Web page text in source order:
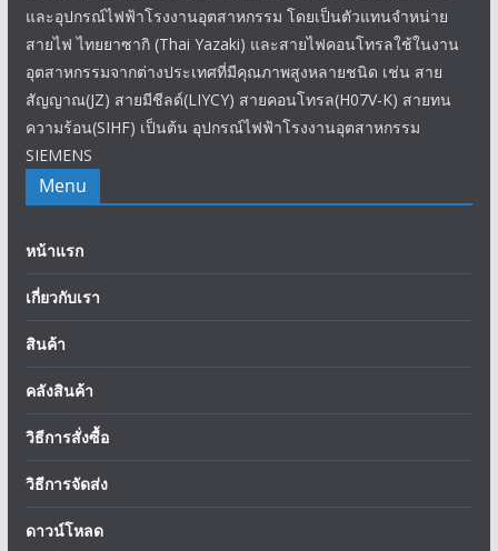
และอุปกรณ์ไฟฟ้าโรงงานอุตสาหกรรม โดยเป็นตัวแทนจำหน่าย
สายไฟ ไทยยาซากิ (Thai Yazaki) และสายไฟคอนโทรลใช้ในงาน
อุตสาหกรรมจากต่างประเทศที่มีคุณภาพสูงหลายชนิด เช่น สาย
สัญญาณ(JZ) สายมีชีลด์(LIYCY) สายคอนโทรล(H07V-K) สายทน
ความร้อน(SIHF) เป็นต้น อุปกรณ์ไฟฟ้าโรงงานอุตสาหกรรม
SIEMENS
Menu
หน้าแรก
เกี่ยวกับเรา
สินค้า
คลังสินค้า
วิธีการสั่งซื้อ
วิธีการจัดส่ง
ดาวน์โหลด